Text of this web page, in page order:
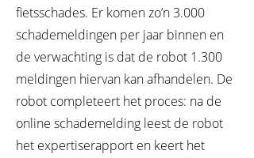
fietsschades. Er komen zo’n 3.000
schademeldingen per jaar binnen en
de verwachting is dat de robot 1.300
meldingen hiervan kan afhandelen. De
robot completeert het proces: na de
online schademelding leest de robot
het expertiserapport en keert het